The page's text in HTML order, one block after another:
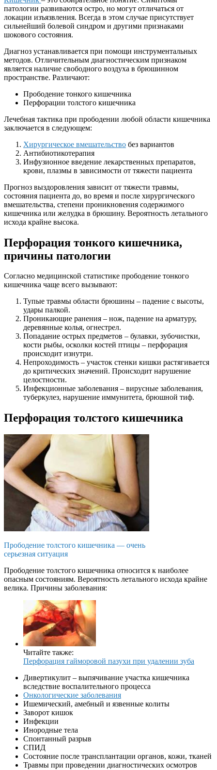
патологии развиваются остро, но могут отличаться от
локации изъязвления. Всегда в этом случае присутствует
сильнейший болевой синдром и другими признаками
шокового состояния.
Диагноз устанавливается при помощи инструментальных
методов. Отличительным диагностическим признаком
является наличие свободного воздуха в брюшинном
пространстве. Различают:
Прободение тонкого кишечника
Перфорации толстого кишечника
Лечебная тактика при прободении любой области кишечника
заключается в следующем:
Хирургическое вмешательство без вариантов
Антибиотикотерапия
Инфузионное введение лекарственных препаратов,
крови, плазмы в зависимости от тяжести пациента
Прогноз выздоровления зависит от тяжести травмы,
состояния пациента до, во время и после хирургического
вмешательства, степени проникновения содержимого
кишечника или желудка в брюшину. Вероятность летального
исхода крайне высока.
Перфорация тонкого кишечника,
причины патологии
Согласно медицинской статистике прободение тонкого
кишечника чаще всего вызывают:
Тупые травмы области брюшины – падение с высоты,
удары палкой.
Проникающие ранения – нож, падение на арматуру,
деревянные колья, огнестрел.
Попадание острых предметов – булавки, зубочистки,
кости рыбы, осколки костей птицы – перфорация
происходит изнутри.
Непроходимость – участок стенки кишки растягивается
до критических значений. Происходит нарушение
целостности.
Инфекционные заболевания – вирусные заболевания,
туберкулез, нарушение иммунитета, брюшной тиф.
Перфорация толстого кишечника
Прободение толстого кишечника — очень
серьезная ситуация
Прободение толстого кишечника относится к наиболее
опасным состояниям. Вероятность летального исхода крайне
велика. Причины заболевания:
Читайте также:
Перфорация гайморовой пазухи при удалении зуба
Дивертикулит – выпячивание участка кишечника
вследствие воспалительного процесса
Онкологические заболевания
Ишемический, амебный и язвенные колиты
Заворот кишок
Инфекции
Инородные тела
Спонтанный разрыв
СПИД
Состояние после трансплантации органов, кожи, тканей
Травмы при проведении диагностических осмотров